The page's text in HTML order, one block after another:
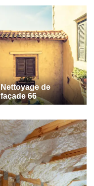
Nettoyage de
façade 66